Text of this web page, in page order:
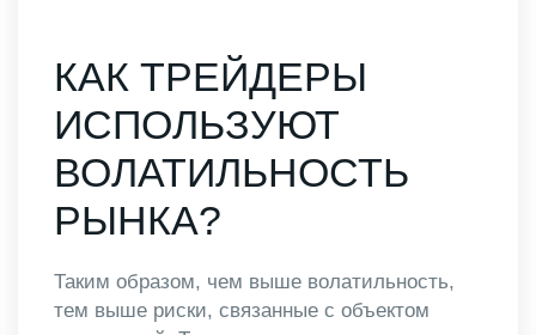
КАК ТРЕЙДЕРЫ
ИСПОЛЬЗУЮТ
ВОЛАТИЛЬНОСТЬ
РЫНКА?
Таким образом, чем выше волатильность,
тем выше риски, связанные с объектом